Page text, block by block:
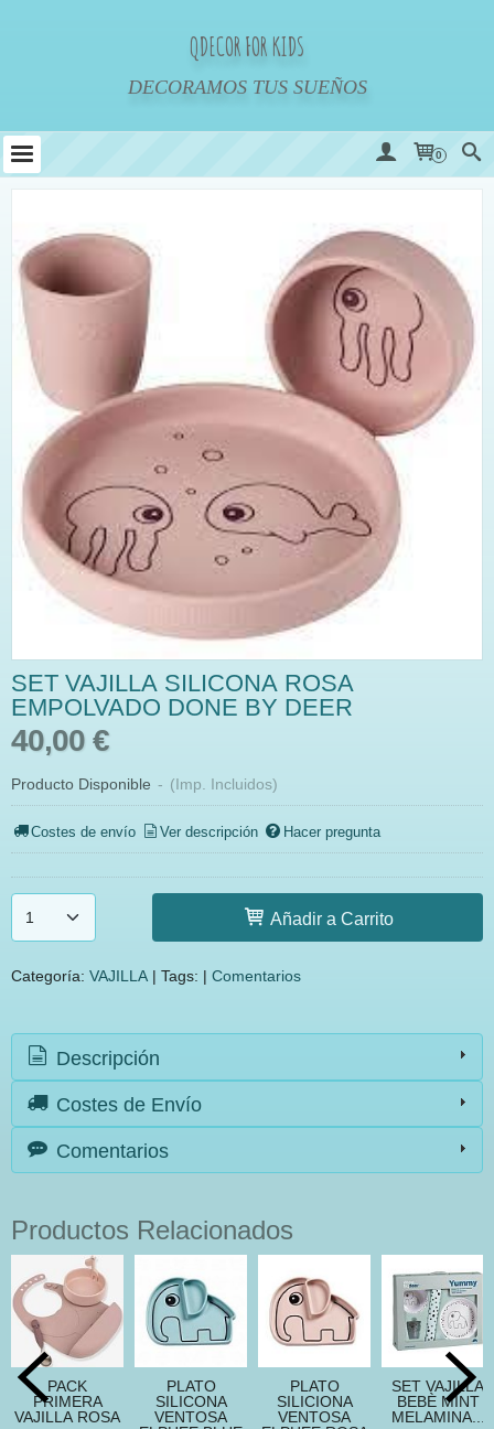
QDECOR FOR KIDS
DECORAMOS TUS SUEÑOS
0
SET VAJILLA SILICONA ROSA
EMPOLVADO DONE BY DEER
40,00 €
Producto Disponible - (Imp. Incluidos)
Costes de envío Ver descripción Hacer pregunta
Añadir a Carrito
Categoría: VAJILLA | Tags: | Comentarios
Descripción
Costes de Envío
Comentarios
Productos Relacionados
PACK
PRIMERA
VAJILLA ROSA
PLATO
SILICONA
VENTOSA
PLATO
SILICIONA
VENTOSA
SET VAJILLA
BEBÈ MINT
MELAMINA...